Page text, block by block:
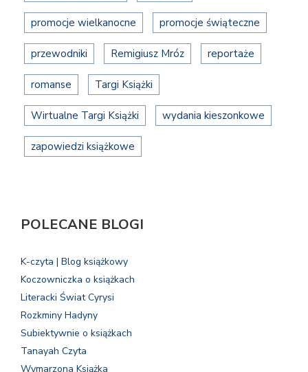
promocje wielkanocne promocje świąteczne
przewodniki Remigiusz Mróz reportaże
romanse Targi Książki
Wirtualne Targi Książki wydania kieszonkowe
zapowiedzi książkowe
POLECANE BLOGI
K-czyta | Blog książkowy
Koczowniczka o książkach
Literacki Świat Cyrysi
Rozkminy Hadyny
Subiektywnie o książkach
Tanayah Czyta
Wymarzona Książka